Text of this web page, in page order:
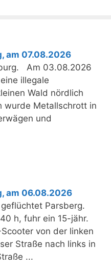
am 07.08.2026
Am 03.08.2026
illegale
Wald nördlich
wurde Metallschrott in
und
am 06.08.2026
Parsberg.
h, fuhr ein 15-jähr.
von der linken
Straße nach links in
...